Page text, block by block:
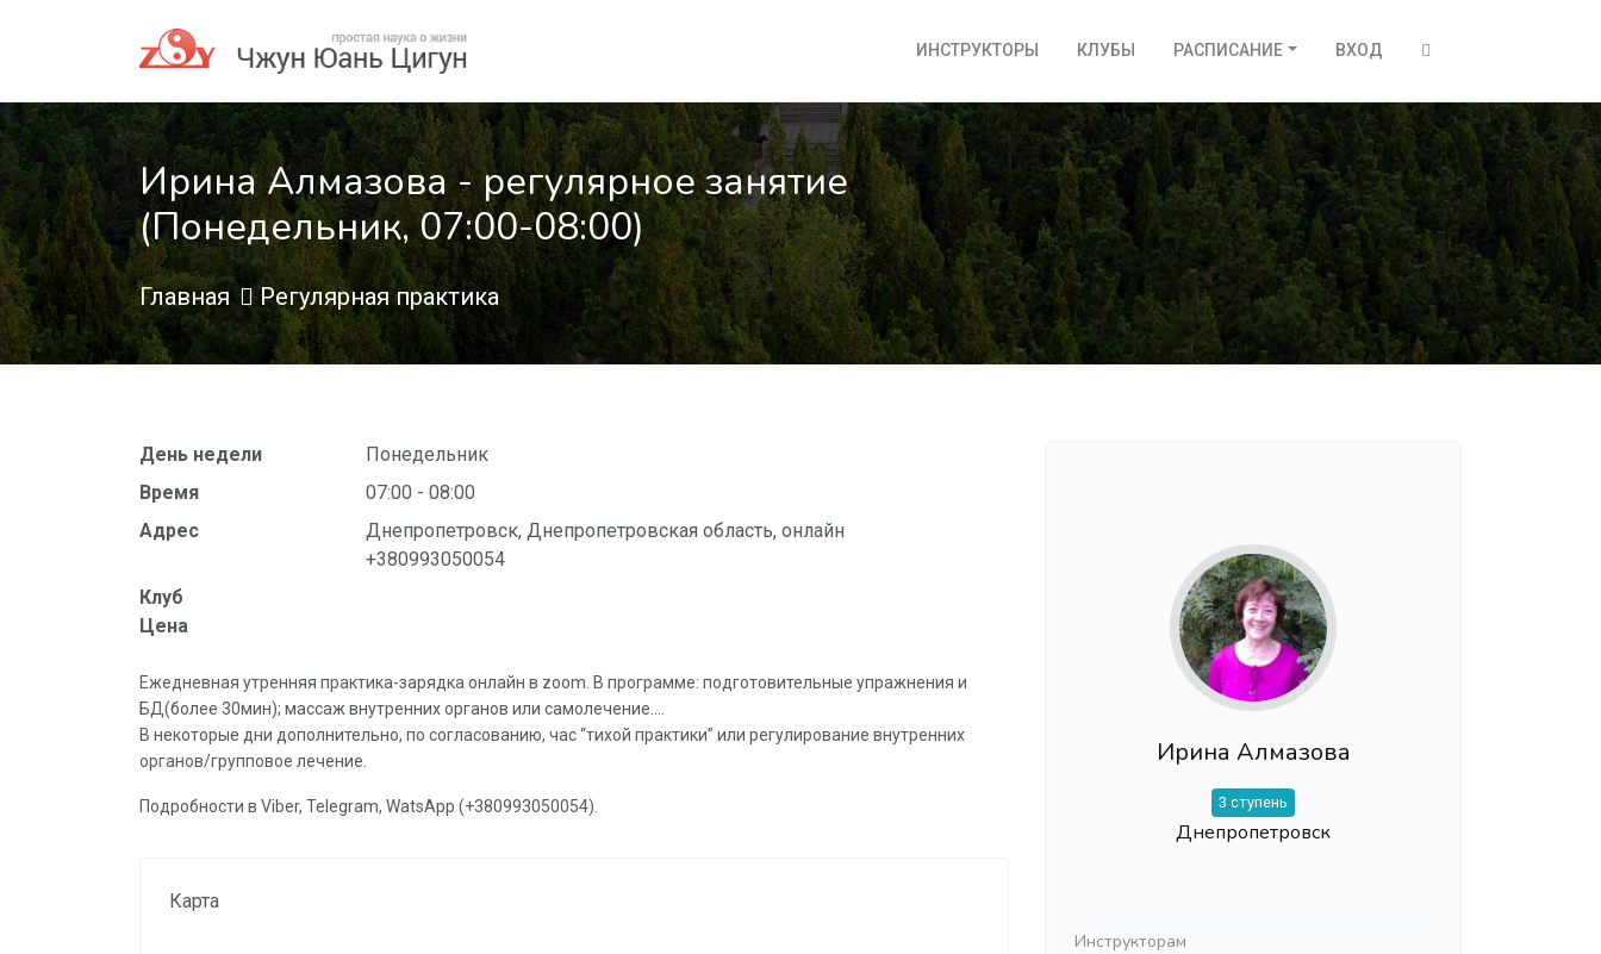
ИНСТРУКТОРЫ КЛУБЫ РАСПИСАНИЕ ВХОД
Ирина Алмазова - регулярное занятие
(Понедельник, 07:00-08:00)
Главная Регулярная практика
День недели
Понедельник
Время
07:00 - 08:00
Адрес
Днепропетровск, Днепропетровская область, онлайн
+380993050054
Клуб
Цена
Ежедневная утренняя практика-зарядка онлайн в zoom. В программе: подготовительные упражнения и
БД(более 30мин); массаж внутренних органов или самолечение....
В некоторые дни дополнительно, по согласованию, час “тихой практики” или регулирование внутренних
органов/групповое лечение.
Подробности в Viber, Telegram, WatsApp (+380993050054).
Карта
Ирина Алмазова
3 ступень
Днепропетровск
Инструкторам